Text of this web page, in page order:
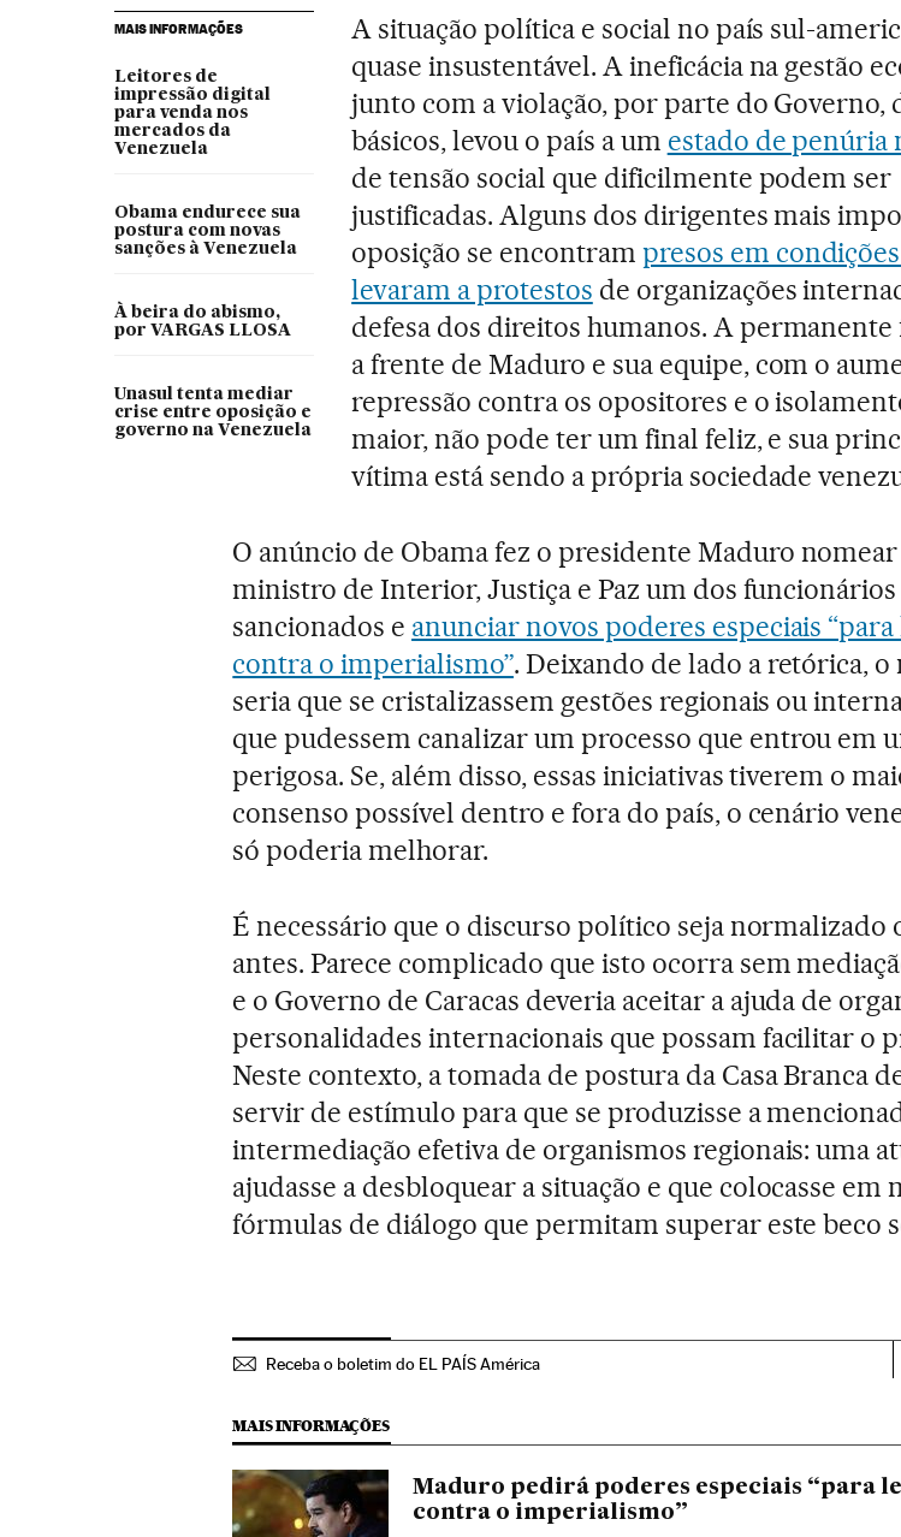
MAIS INFORMAÇÕES
Leitores de
impressão digital
para venda nos
mercados da
Venezuela
Obama endurece sua
postura com novas
sanções à Venezuela
À beira do abismo,
por VARGAS LLOSA
Unasul tenta mediar
crise entre oposição e
governo na Venezuela
A situação política e social no país sul-
quase insustentável. A ineficácia na gestão
junto com a violação, por parte do Governo,
básicos, levou o país a um estado de penúria
de tensão social que dificilmente podem ser
justificadas. Alguns dos dirigentes mais
oposição se encontram presos em
levaram a protestos de organizações
defesa dos direitos humanos. A permanente
a frente de Maduro e sua equipe, com o
repressão contra os opositores e o
maior, não pode ter um final feliz, e sua
vítima está sendo a própria sociedade
O anúncio de Obama fez o presidente Maduro
ministro de Interior, Justiça e Paz um dos funcionários
sancionados e anunciar novos poderes especiais
contra o imperialismo”. Deixando de lado a retórica,
seria que se cristalizassem gestões regionais ou
que pudessem canalizar um processo que entrou em
perigosa. Se, além disso, essas iniciativas tiverem o
consenso possível dentro e fora do país, o cenário
só poderia melhorar.
É necessário que o discurso político seja normalizado
antes. Parece complicado que isto ocorra sem
e o Governo de Caracas deveria aceitar a ajuda de
personalidades internacionais que possam facilitar o
Neste contexto, a tomada de postura da Casa Branca
servir de estímulo para que se produzisse a
intermediação efetiva de organismos regionais: uma
ajudasse a desbloquear a situação e que colocasse em
fórmulas de diálogo que permitam superar este beco
Receba o boletim do EL PAÍS América
MAIS INFORMAÇÕES
Maduro pedirá poderes especiais “para
contra o imperialismo”